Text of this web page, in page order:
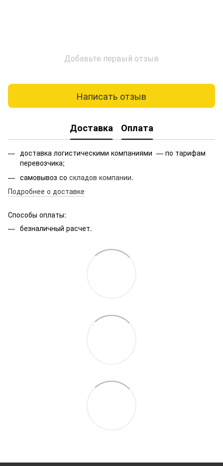
Добавьте первый отзыв
Написать отзыв
Доставка Оплата
доставка логистическими компаниями — по тарифам
перевозчика;
самовывоз со складов компании.
Подробнее о доставке
Способы оплаты:
безналичный расчет.